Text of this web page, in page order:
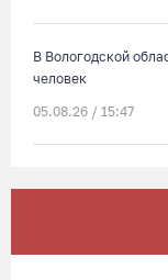
В Вологодской
человек
05.08.26 / 15:47